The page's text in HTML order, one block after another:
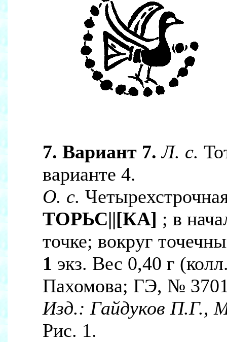
7. Вариант 7.Л. с.
варианте 4.
О. с.
ТОРЬС||[КА] ; в
точке; вокруг
1 экз. Вес 0,40 г
Пахомова; ГЭ, №
Изд.: Гайдуков П.Г.,
Рис. 1.